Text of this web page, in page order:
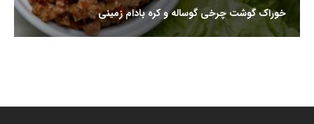
خوراک گوشت چرخی گوساله و کره بادام زمینی